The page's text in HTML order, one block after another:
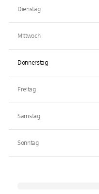
Dienstag
Mittwoch
Donnerstag
Freitag
Samstag
Sonntag